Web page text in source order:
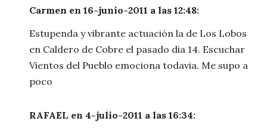
Carmen en 16-junio-2011 a las 12:48:
Estupenda y vibrante actuación la de Los Lobos
en Caldero de Cobre el pasado dia 14. Escuchar
Vientos del Pueblo emociona todavia. Me supo a
poco
RAFAEL en 4-julio-2011 a las 16:34: